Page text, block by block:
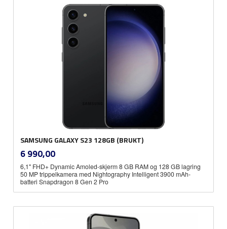
SAMSUNG GALAXY S23 128GB (BRUKT)
Pris
6 990,00mva.
6,1" FHD+ Dynamic Amoled-skjerm 8 GB RAM og 128 GB lagring
50 MP trippelkamera med Nightography Intelligent 3900 mAh-
batteri Snapdragon 8 Gen 2 Pro